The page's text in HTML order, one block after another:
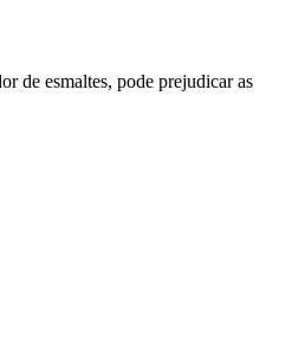
de esmaltes, pode prejudicar as